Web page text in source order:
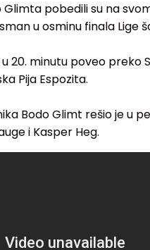
Glimta pobedili su na
u osminu finala Lige
20. minutu poveo preko
Pija Espozita.
Bodo Glimt rešio je u
i Kasper Heg.